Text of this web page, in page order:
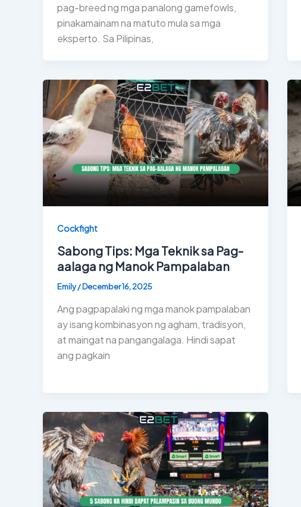
pag-breed ng mga panalong gamefowls,
pinakamainam na matuto mula sa mga
eksperto. Sa Pilipinas,
Cockfight
Sabong Tips: Mga Teknik sa Pag-
aalaga ng Manok Pampalaban
Emily/December 16, 2025
Ang pagpapalaki ng mga manok pampalaban
ay isang kombinasyon ng agham, tradisyon,
at maingat na pangangalaga. Hindi sapat
ang pagkain